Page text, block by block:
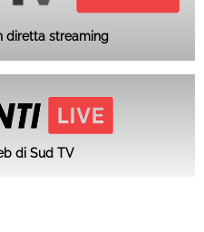
diretta streaming
di Sud TV